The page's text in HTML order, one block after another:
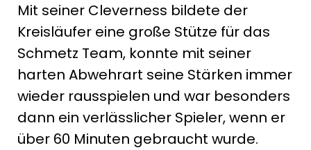
Mit seiner Cleverness bildete der
Kreisläufer eine große Stütze für das
Schmetz Team, konnte mit seiner
harten Abwehrart seine Stärken immer
wieder rausspielen und war besonders
dann ein verlässlicher Spieler, wenn er
über 60 Minuten gebraucht wurde.